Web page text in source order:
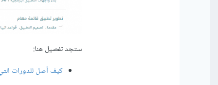
ستجد تفصيل هنا:
كيف أصل للدورات